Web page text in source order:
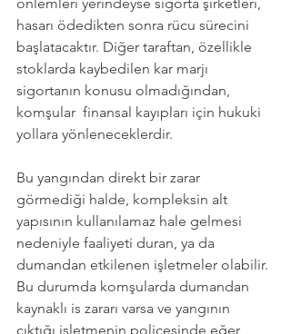
hasarı ödedikten sonra rücu sürecini
başlatacaktır. Diğer taraftan, özellikle
stoklarda kaybedilen kar marjı
sigortanın konusu olmadığından,
komşular  finansal kayıpları için hukuki
yollara yönleneceklerdir.
Bu yangından direkt bir zarar
görmediği halde, kompleksin alt
yapısının kullanılamaz hale gelmesi
nedeniyle faaliyeti duran, ya da
dumandan etkilenen işletmeler olabilir.
Bu durumda komşularda dumandan
kaynaklı is zararı varsa ve yangının
çıktığı işletmenin poliçesinde eğer